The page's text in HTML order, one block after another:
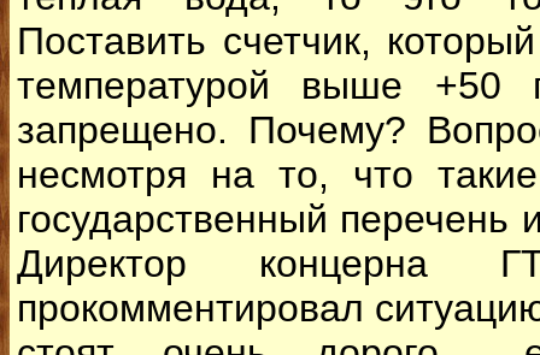
Поставить счетчик,
температурой выше +50
запрещено. Почему?
несмотря на то, что
государственный перечень
Директор концерна
прокомментировал